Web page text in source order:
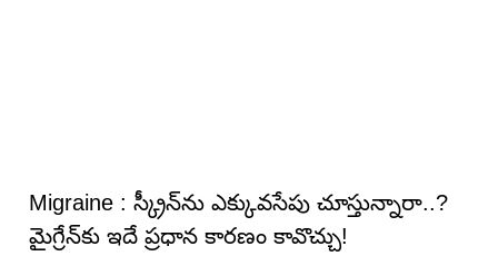
Migraine : స్క్రీన్‌ను ఎక్కువసేపు చూస్తున్నారా..?
మైగ్రేన్‌కు ఇదే ప్రధాన కారణం కావొచ్చు!